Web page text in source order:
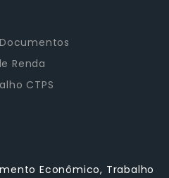
Renda
CTPS
Econômico, Trabalho